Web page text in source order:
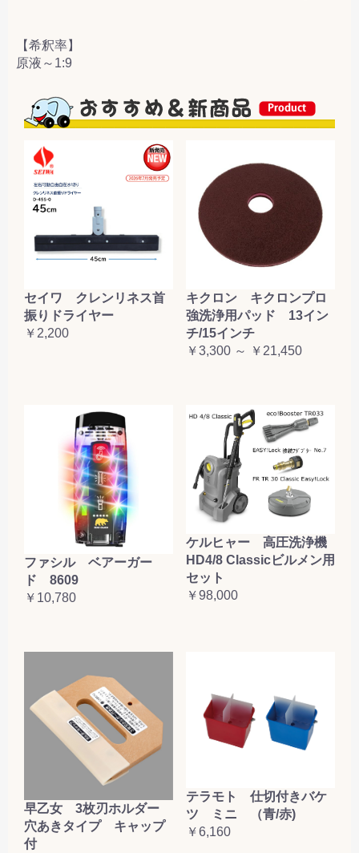
【希釈率】
原液～1:9
セイワ クレンリネス首
振りドライヤー
￥2,200
キクロン キクロンプロ
強洗浄用パッド 13イン
チ/15インチ
￥3,300 ～ ￥21,450
ファシル ベアーガー
ド 8609
￥10,780
ケルヒャー 高圧洗浄機
HD4/8 Classicビルメン用
セット
￥98,000
早乙女 3枚刃ホルダー
穴あきタイプ キャップ
付
テラモト 仕切付きバケ
ツ ミニ （青/赤)
￥6,160